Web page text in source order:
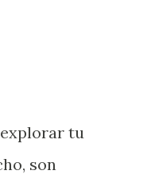
explorar tu
son